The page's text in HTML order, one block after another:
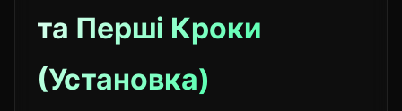
та Перші Кроки
(Установка)